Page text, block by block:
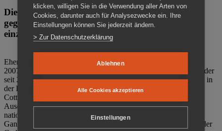
Die Gedenkstätte Zuchthaus Cottbus ist ein Ort
gegen das Vergessen. Anschaulich, nah und
einzigartig.
Ehemalige politische Häftlinge der DDR gründeten im Oktober
2007 den Verein Menschenrechtszentrum Cottbus e. V. (MRZ), der
seit 2011 Eigentümer des ehemaligen Gefängnisses (1860-2002) in
der Bautzener Straße und Träger der Gedenkstätte Zuchthaus
Cottbus ist. Im Zentrum der Arbeit der Gedenkstätte steht die
Auseinandersetzung mit politischem Unrecht während der
nationalsozialistischen Terrorherrschaft und der SED-Diktatur.
Ganzjährig zeigen mehrere Dauer- und Sonderausstellungen in der
klicken, willigen Sie in die Verwendung aller Arten von
Cookies, darunter auch für Analysezwecke ein. Ihre
Einstellungen können Sie jederzeit ändern.
> Zur Datenschutzerklärung
Ablehnen
Alle Cookies akzeptieren
Einstellungen